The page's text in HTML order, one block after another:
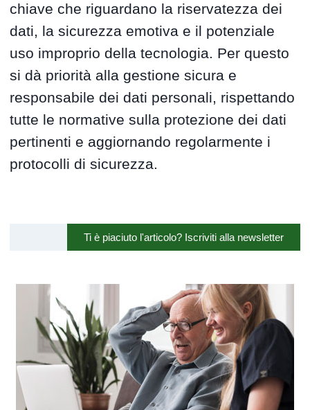
chiave che riguardano la riservatezza dei
dati, la sicurezza emotiva e il potenziale
uso improprio della tecnologia. Per questo
si dà priorità alla gestione sicura e
responsabile dei dati personali, rispettando
tutte le normative sulla protezione dei dati
pertinenti e aggiornando regolarmente i
protocolli di sicurezza.
Ti è piaciuto l'articolo? Iscriviti alla newsletter